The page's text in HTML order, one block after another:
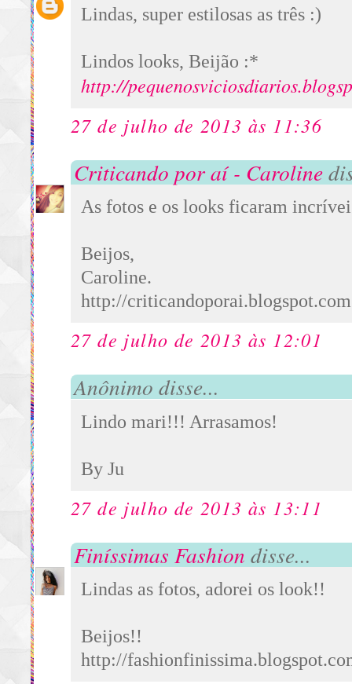
Lindas, super estilosas as três :)
Lindos looks, Beijão :*
http://
27 de julho de 2013 às 11:36
Criticando por aí - Caroline
As fotos e os looks ficaram
Beijos,
Caroline.
http://criticandoporai.blogspot.com
27 de julho de 2013 às 12:01
Anônimo disse...
Lindo mari!!! Arrasamos!
By Ju
27 de julho de 2013 às 13:11
Finíssimas Fashion disse...
Lindas as fotos, adorei os look!!
Beijos!!
http://